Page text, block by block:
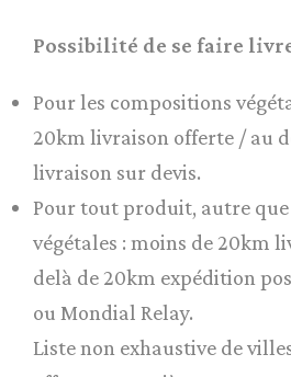
Possibilité de se faire
Pour les compositions
20km livraison offerte / au
livraison sur devis.
Pour tout produit, autre
végétales : moins de 20km
delà de 20km expédition
ou Mondial Relay.
Liste non exhaustive de